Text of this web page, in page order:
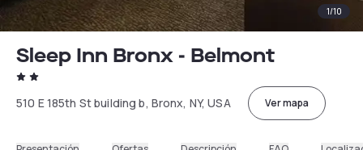
1/10
Sleep Inn Bronx - Belmont
510 E 185th St building b, Bronx, NY, USA Ver mapa